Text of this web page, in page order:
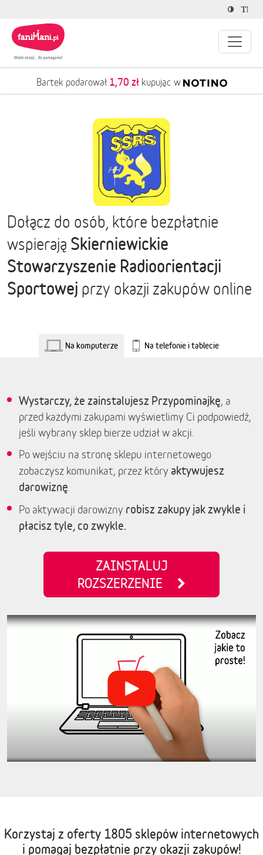
Bartek podarował 1,70 złkupując w
Dołącz do osób, które bezpłatnie
wspierają Skierniewickie
Stowarzyszenie Radioorientacji
Sportowej przy okazji zakupów online
Na komputerze Na telefonie i tablecie
Wystarczy, że zainstalujesz Przypominajkę, a
przed każdymi zakupami wyświetlimy Ci podpowiedź,
jeśli wybrany sklep bierze udział w akcji.
Po wejściu na stronę sklepu internetowego
zobaczysz komunikat, przez który aktywujesz
darowiznę
Po aktywacji darowizny robisz zakupy jak zwykle i
płacisz tyle, co zwykle.
ZAINSTALUJ
ROZSZERZENIE
Korzystaj z oferty 1805 sklepów internetowych
i pomagaj bezpłatnie przy okazji zakupów!